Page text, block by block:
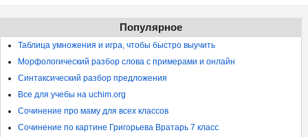
Популярное
Таблица умножения и игра, чтобы быстро выучить
Морфологический разбор слова с примерами и онлайн
Синтаксический разбор предложения
Все для учебы на uchim.org
Сочинение про маму для всех классов
Сочинение по картине Григорьева Вратарь 7 класс